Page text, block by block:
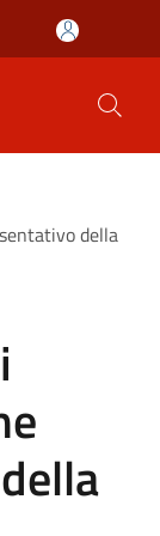
della